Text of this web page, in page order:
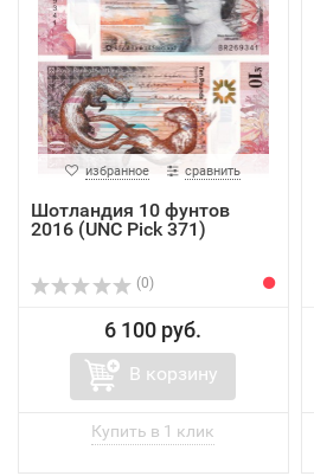
избранное сравнить
Шотландия 10 фунтoв
2016 (UNC Pick 371)
(0)
6 100 руб.
В корзину